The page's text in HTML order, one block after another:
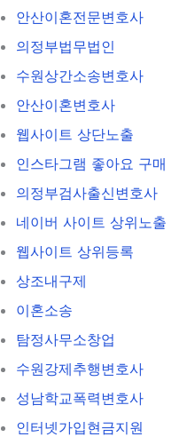
안산이혼전문변호사
의정부법무법인
수원상간소송변호사
안산이혼변호사
웹사이트 상단노출
인스타그램 좋아요 구매
의정부검사출신변호사
네이버 사이트 상위노출
웹사이트 상위등록
상조내구제
이혼소송
탐정사무소창업
수원강제추행변호사
성남학교폭력변호사
인터넷가입현금지원